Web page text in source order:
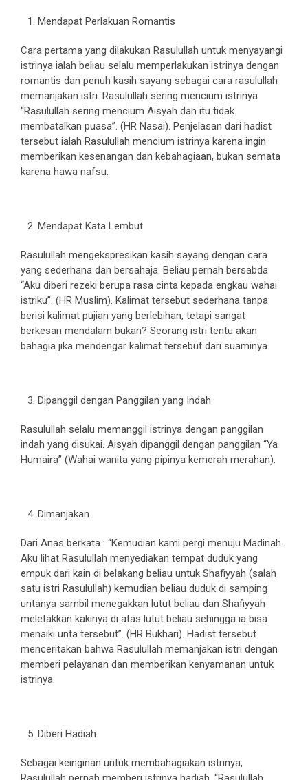
Mendapat Perlakuan Romantis
Cara pertama yang dilakukan Rasulullah untuk menyayangi
istrinya ialah beliau selalu memperlakukan istrinya dengan
romantis dan penuh kasih sayang sebagai cara rasulullah
memanjakan istri. Rasulullah sering mencium istrinya
“Rasulullah sering mencium Aisyah dan itu tidak
membatalkan puasa”. (HR Nasai). Penjelasan dari hadist
tersebut ialah Rasulullah mencium istrinya karena ingin
memberikan kesenangan dan kebahagiaan, bukan semata
karena hawa nafsu.
Mendapat Kata Lembut
Rasulullah mengekspresikan kasih sayang dengan cara
yang sederhana dan bersahaja. Beliau pernah bersabda
“Aku diberi rezeki berupa rasa cinta kepada engkau wahai
istriku”. (HR Muslim). Kalimat tersebut sederhana tanpa
berisi kalimat pujian yang berlebihan, tetapi sangat
berkesan mendalam bukan? Seorang istri tentu akan
bahagia jika mendengar kalimat tersebut dari suaminya.
Dipanggil dengan Panggilan yang Indah
Rasulullah selalu memanggil istrinya dengan panggilan
indah yang disukai. Aisyah dipanggil dengan panggilan “Ya
Humaira” (Wahai wanita yang pipinya kemerah merahan).
Dimanjakan
Dari Anas berkata : “Kemudian kami pergi menuju Madinah.
Aku lihat Rasulullah menyediakan tempat duduk yang
empuk dari kain di belakang beliau untuk Shafiyyah (salah
satu istri Rasulullah) kemudian beliau duduk di samping
untanya sambil menegakkan lutut beliau dan Shafiyyah
meletakkan kakinya di atas lutut beliau sehingga ia bisa
menaiki unta tersebut”. (HR Bukhari). Hadist tersebut
menceritakan bahwa Rasulullah memanjakan istri dengan
memberi pelayanan dan memberikan kenyamanan untuk
istrinya.
Diberi Hadiah
Sebagai keinginan untuk membahagiakan istrinya,